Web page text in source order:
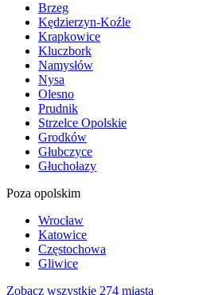
Brzeg
Kędzierzyn-Koźle
Krapkowice
Kluczbork
Namysłów
Nysa
Olesno
Prudnik
Strzelce Opolskie
Grodków
Głubczyce
Głuchołazy
Poza opolskim
Wrocław
Katowice
Częstochowa
Gliwice
Zobacz wszystkie 274 miasta